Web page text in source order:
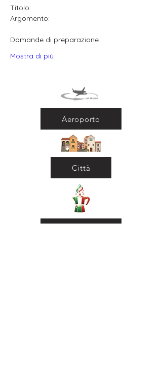
Titolo:
Argomento:
Domande di preparazione
Mostra di più
Aeroporto
Città